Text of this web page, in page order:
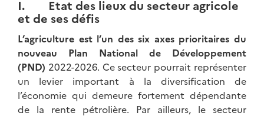
I. Etat des lieux du secteur agricole
et de ses défis
L’agriculture est l’un des six axes prioritaires du
nouveau Plan National de Développement
(PND) 2022-2026. Ce secteur pourrait représenter
un levier important à la diversification de
l’économie qui demeure fortement dépendante
de la rente pétrolière. Par ailleurs, le secteur